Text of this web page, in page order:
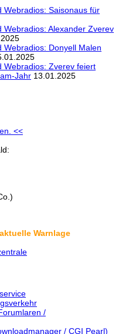
Webradios: Saisonaus für
Alexander Zverev
Donyell Malen
Webradios: Zverev feiert
Jahr 13.01.2025
<<
Warnlage
/
/ CGI Pearl)